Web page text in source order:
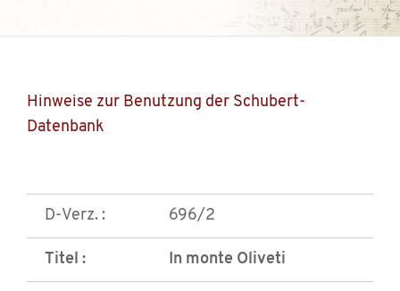
Hinweise zur Benutzung der Schubert-
Datenbank
D-Verz. : 696/2
Titel : In monte Oliveti